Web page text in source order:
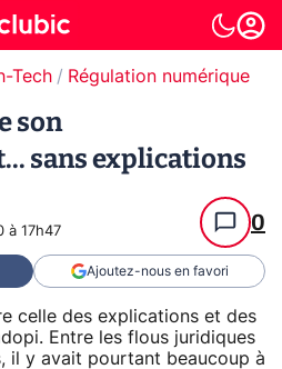
Tech Régulation numérique
son
sans explications
à 17h47 0
Ajoutez-nous en favori
celle des explications et des
Entre les flous juridiques
il y avait pourtant beaucoup à